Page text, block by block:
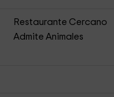
Restaurante Cercano
Admite Animales